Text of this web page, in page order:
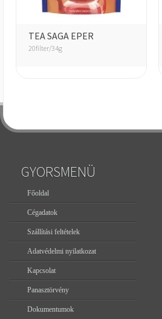
TEA SAGA EPER
20filter/34g
GYORSMENÜ
Főoldal
Cégadatok
Szállítási feltételek
Adatvédelmi nyilatkozat
Kapcsolat
Panasztörvény
Dokumentumok